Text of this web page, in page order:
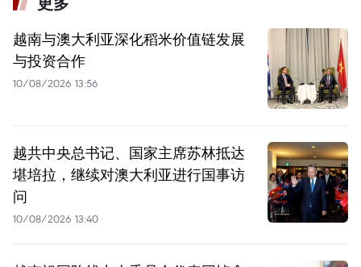
越南与澳大利亚深化稻米价值链发展
与投资合作
10/08/2026 13:56
越共中央总书记、国家主席苏林抵达
堪培拉，继续对澳大利亚进行国事访
问
10/08/2026 13:40